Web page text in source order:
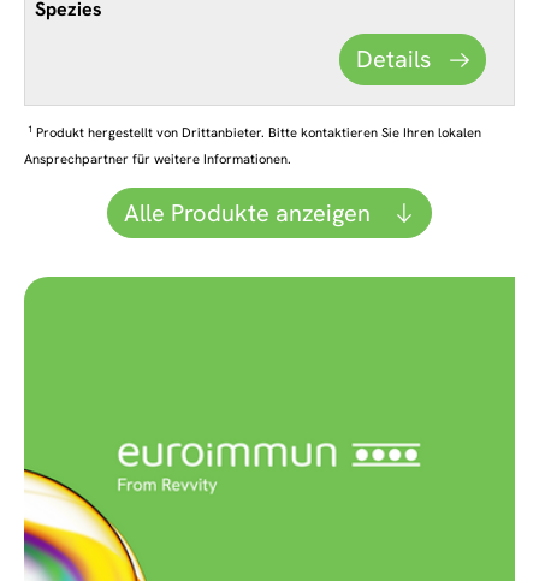
Details
1 Produkt hergestellt von Drittanbieter. Bitte kontaktieren Sie Ihren lokalen
Ansprechpartner für weitere Informationen.
Alle Produkte anzeigen